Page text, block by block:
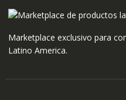
Marketplace exclusivo para
Latino America.